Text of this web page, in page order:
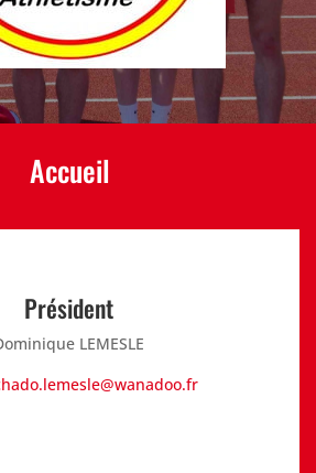
Accueil
Président
LEMESLE